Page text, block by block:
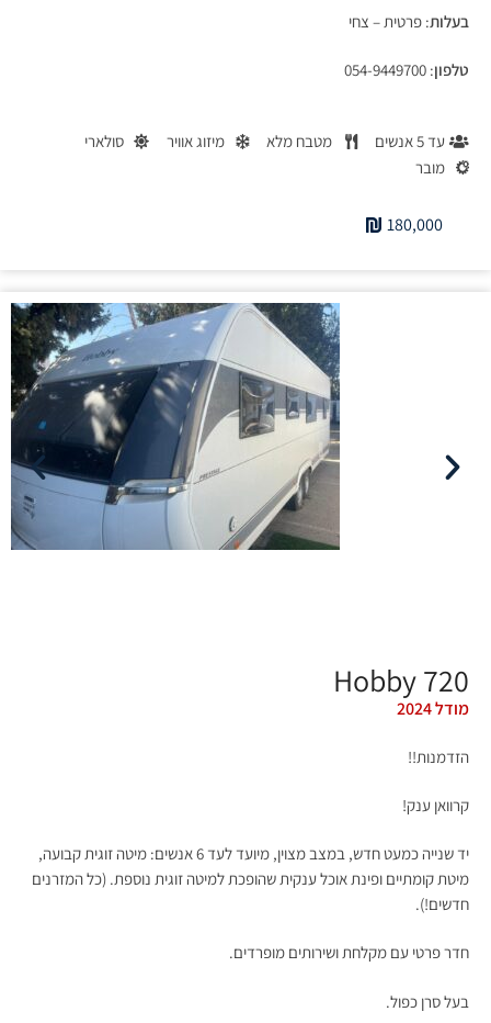
בעלות: פרטית – צחי
טלפון: 054-9449700
עד 5 אנשים מטבח מלא מיזוג אוויר
סולארי
מובר
180,000
Hobby 720
מודל 2024
הזדמנות!!
קרוואן ענק!
יד שנייה כמעט חדש, במצב מצוין, מיועד לעד 6 אנשים: מיטה זוגית קבועה,
מיטת קומתיים ופינת אוכל ענקית שהופכת למיטה זוגית נוספת. (כל המזרנים
חדשים!).
חדר פרטי עם מקלחת ושירותים מופרדים.
בעל סרן כפול.